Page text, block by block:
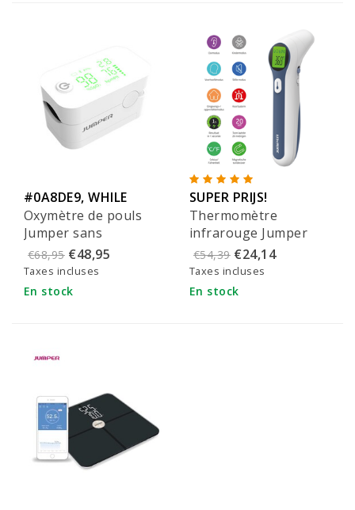
#0A8DE9, WHILE
SUPPLIES LAST!
Oxymètre de pouls
Jumper sans
Bluetooth - JPD-
500Gz
€68,95 €48,95
Taxes incluses
En stock
SUPER PRIJS!
Thermomètre
infrarouge Jumper
pour la fièvre - JPD-
FR300
€54,39 €24,14
Taxes incluses
En stock